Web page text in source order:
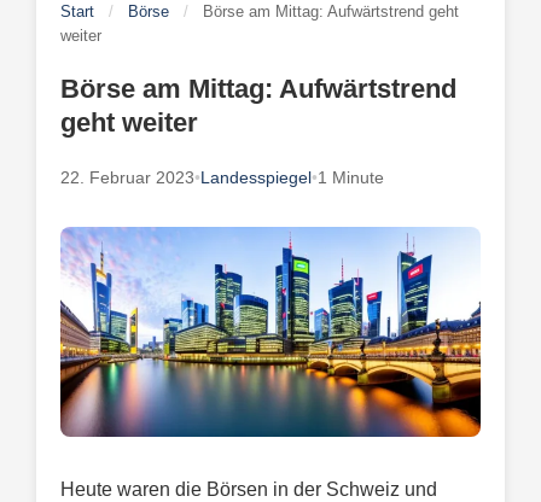
Start / Börse /
Börse am Mittag: Aufwärtstrend geht
weiter
Börse am Mittag: Aufwärtstrend
geht weiter
22. Februar 2023•Landesspiegel•1 Minute
Heute waren die Börsen in der Schweiz und